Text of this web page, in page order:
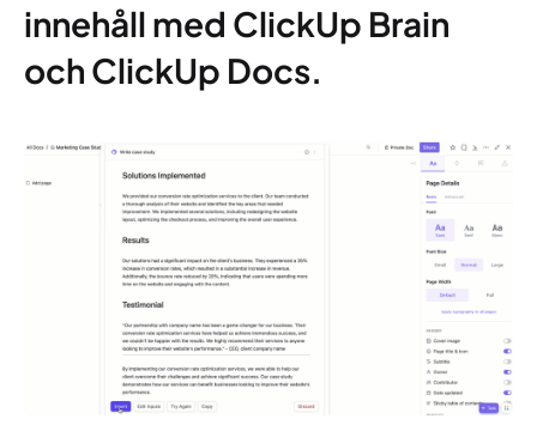
innehåll med ClickUp Brain
och ClickUp Docs.